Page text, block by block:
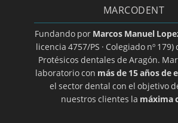
Herpes oral
Higiene dental
Ortodoncia transparente
Implantes
MARCODENT
Fundando por Marcos Manuel
licencia 4757/PS · Colegiado nº
Protésicos dentales de Aragón.
laboratorio con más de 15 años de
el sector dental con el objetivo
nuestros clientes la máxima